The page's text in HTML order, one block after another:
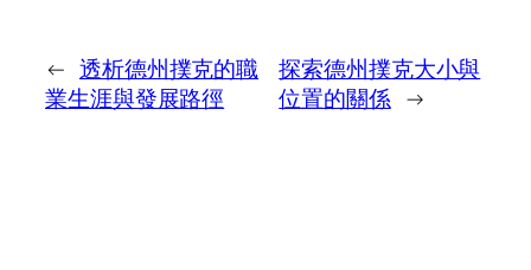
← 透析德州撲克的職
業生涯與發展路徑
探索德州撲克大小與
位置的關係 →